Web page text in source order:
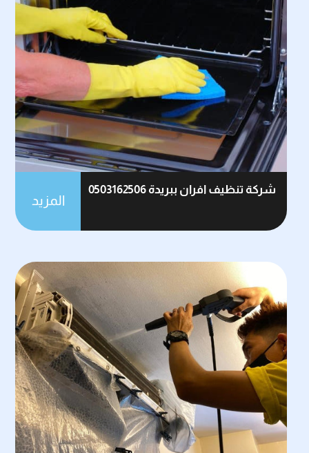
شركة تنظيف افران ببريدة 0503162506
المزيد